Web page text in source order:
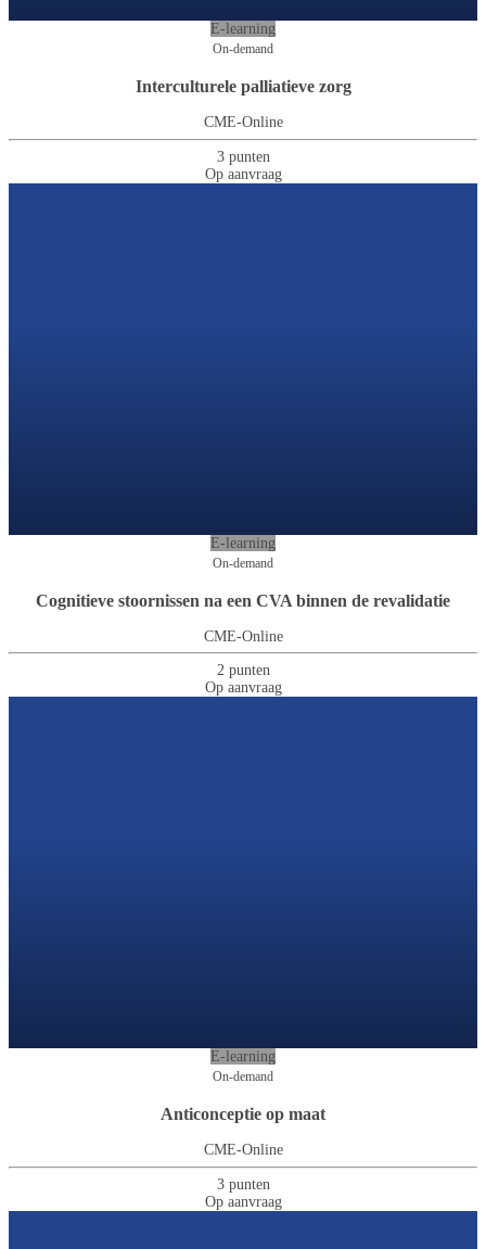
E-learning
On-demand
Interculturele palliatieve zorg
CME-Online
3 punten
Op aanvraag
E-learning
On-demand
Cognitieve stoornissen na een CVA binnen de revalidatie
CME-Online
2 punten
Op aanvraag
E-learning
On-demand
Anticonceptie op maat
CME-Online
3 punten
Op aanvraag